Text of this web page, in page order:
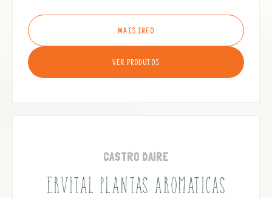
MAIS INFO
VER PRODUTOS
CASTRO DAIRE
ERVITAL PLANTAS AROMATICAS